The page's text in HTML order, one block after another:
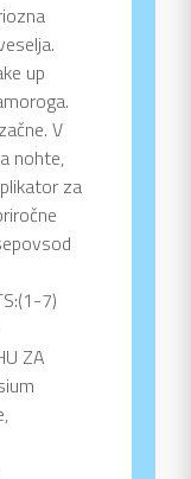
up
V
nohte,
za
7)
ZA